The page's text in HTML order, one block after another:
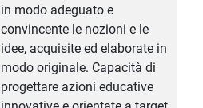
in modo adeguato e
convincente le nozioni e le
idee, acquisite ed elaborate in
modo originale. Capacità di
progettare azioni educative